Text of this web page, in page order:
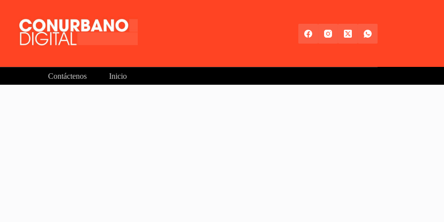
Contáctenos Inicio